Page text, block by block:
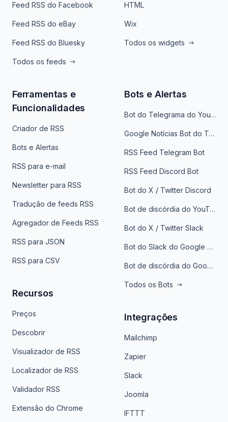
Feed RSS do Facebook
Feed RSS do eBay
Feed RSS do Bluesky
Todos os feeds
HTML
Wix
Todos os widgets
Ferramentas e
Funcionalidades
Criador de RSS
Bots e Alertas
RSS para e-mail
Newsletter para RSS
Tradução de feeds RSS
Agregador de Feeds RSS
RSS para JSON
RSS para CSV
Recursos
Preços
Descobrir
Visualizador de RSS
Localizador de RSS
Validador RSS
Extensão do Chrome
Bots e Alertas
Bot do Telegrama do YouTube
Google Notícias Bot do Telegrama
RSS Feed Telegram Bot
RSS Feed Discord Bot
Bot do X / Twitter Discord
Bot de discórdia do YouTube
Bot do X / Twitter Slack
Bot do Slack do Google Notícias
Bot de discórdia do Google News
Todos os Bots
Integrações
Mailchimp
Zapier
Slack
Joomla
IFTTT